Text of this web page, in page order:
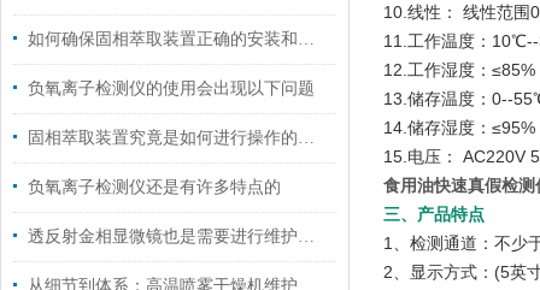
如何确保固相萃取装置正确的安装和有效运行呢？
负氧离子检测仪的使用会出现以下问题
固相萃取装置究竟是如何进行操作的呢？
负氧离子检测仪还是有许多特点的
透反射金相显微镜也是需要进行维护保养的
从细节到体系：高温喷雾干燥机维护保养，这样做让设备多扛几年
10.线性： 线性范围
11.工作温度：
12.工作湿度：≤85%
13.储存温度：0--
14.储存湿度：≤95%
15.电压： AC220V
食用油快速真假检
三、产品特点
1、检测通道：不少
2、显示方式：(5英